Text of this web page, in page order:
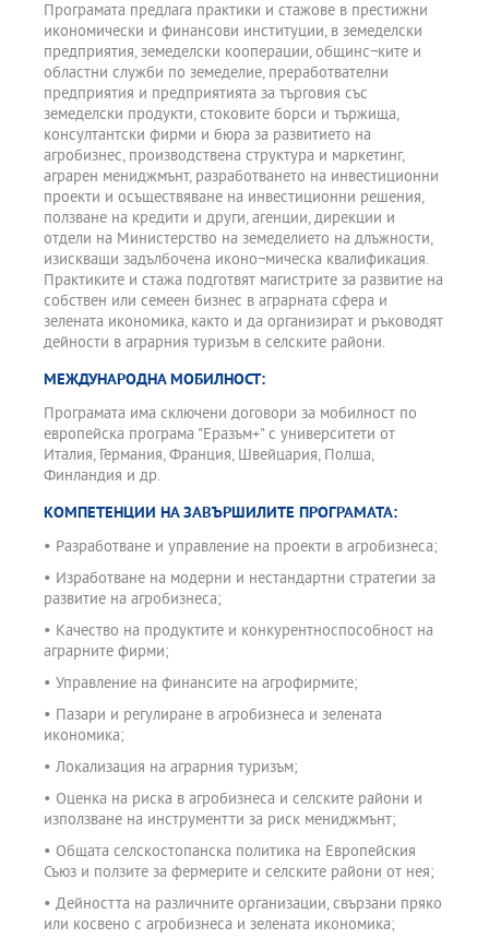
Програмата предлага практики и стажове в престижни
икономически и финансови институции, в земеделски
предприятия, земеделски кооперации, общинс¬ките и
областни служби по земеделие, преработвателни
предприятия и предприятията за търговия със
земеделски продукти, стоковите борси и тържища,
консултантски фирми и бюра за развитието на
агробизнес, производствена структура и маркетинг,
аграрен мениджмънт, разработването на инвестиционни
проекти и осъществяване на инвестиционни решения,
ползване на кредити и други, агенции, дирекции и
отдели на Министерство на земеделието на длъжности,
изискващи задълбочена иконо¬мическа квалификация.
Практиките и стажа подготвят магистрите за развитие на
собствен или семеен бизнес в аграрната сфера и
зелената икономика, както и да организират и ръководят
дейности в аграрния туризъм в селските райони.
МЕЖДУНАРОДНА МОБИЛНОСТ:
Програмата има сключени договори за мобилност по
европейска програма "Еразъм+" с университети от
Италия, Германия, Франция, Швейцария, Полша,
Финландия и др.
КОМПЕТЕНЦИИ НА ЗАВЪРШИЛИТЕ ПРОГРАМАТА:
• Разработване и управление на проекти в агробизнеса;
• Изработване на модерни и нестандартни стратегии за
развитие на агробизнеса;
• Качество на продуктите и конкурентноспособност на
аграрните фирми;
• Управление на финансите на агрофирмите;
• Пазари и регулиране в агробизнеса и зелената
икономика;
• Локализация на аграрния туризъм;
• Оценка на риска в агробизнеса и селските райони и
използване на инструментти за риск мениджмънт;
• Общата селскостопанска политика на Европейския
Съюз и ползите за фермерите и селските райони от нея;
• Дейността на различните организации, свързани пряко
или косвено с агробизнеса и зелената икономика;